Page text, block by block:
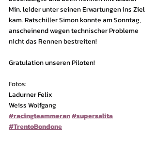
Min. leider unter seinen Erwartungen ins Ziel
kam. Ratschiller Simon konnte am Sonntag,
anscheinend wegen technischer Probleme
nicht das Rennen bestreiten!
Gratulation unseren Piloten!
Fotos:
Ladurner Felix
Weiss Wolfgang
#racingteammeran#supersalita
#TrentoBondone